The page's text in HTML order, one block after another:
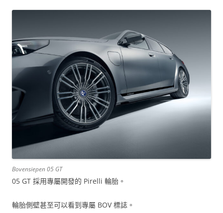
Bovensiepen 05 GT
05 GT 採用專屬開發的 Pirelli 輪胎。
輪胎側壁甚至可以看到專屬 BOV 標誌。